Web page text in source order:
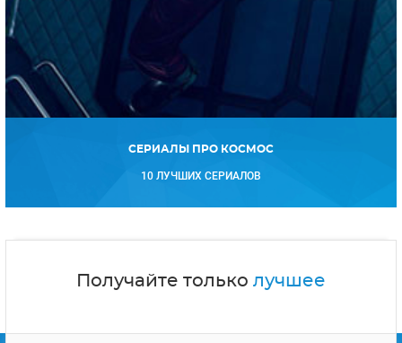
СЕРИАЛЫ ПРО КОСМОС
10 ЛУЧШИХ СЕРИАЛОВ
Получайте только лучшее